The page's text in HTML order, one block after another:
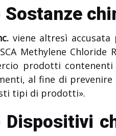
Sostanze
viene altresì accusata
Methylene
prodotti
al fine di
tipi di prodotti».
Dispositivi